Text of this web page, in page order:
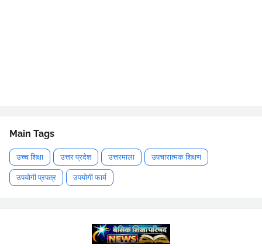
Main Tags
उच्च शिक्षा उत्तर प्रदेश उत्तरमाला उपचारात्मक शिक्षण
उपयोगी प्रपत्र उपयोगी फार्म